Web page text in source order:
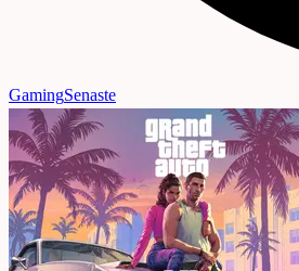
GamingSenaste